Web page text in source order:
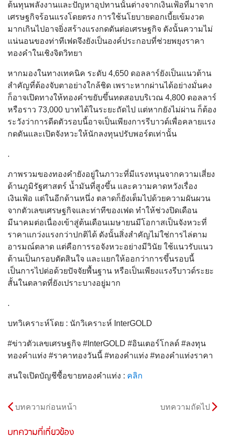
ต้นทุนพลังงานและปัญหาอุปทานนั้นต่างจากเงินเฟ้อที่มาจาก
เศรษฐกิจร้อนแรงโดยตรง การใช้นโยบายดอกเบี้ยเข้มงวด
มากเกินไปอาจยิ่งสร้างแรงกดดันต่อเศรษฐกิจ ดังนั้นความไม่
แน่นอนของท่าทีเฟดจึงยังเป็นองค์ประกอบที่ช่วยพยุงราคา
ทองคำในเชิงจิตวิทยา
หากมองในทางเทคนิค ระดับ 4,650 ดอลลาร์ยังเป็นแนวต้าน
สำคัญที่ต้องจับตาอย่างใกล้ชิด เพราะหากผ่านได้อย่างมั่นคง
ก็อาจเปิดทางให้ทองคำขยับขึ้นทดสอบบริเวณ 4,800 ดอลลาร์
หรือราว 73,000 บาทได้ในระยะถัดไป แต่หากยังไม่ผ่าน ก็ต้อง
ระวังว่าการดีดตัวรอบนี้อาจเป็นเพียงการรีบาวด์เพื่อคลายแรง
กดดันและเปิดจังหวะให้นักลงทุนปรับพอร์ตเท่านั้น
.
ภาพรวมของทองคำยังอยู่ในภาวะที่มีแรงหนุนจากความเสี่ยง
ด้านภูมิรัฐศาสตร์ น้ำมันที่สูงขึ้น และความคาดหวังเรื่อง
เงินเฟ้อ แต่ในอีกด้านหนึ่ง ตลาดก็ยังเต็มไปด้วยความผันผวน
จากตัวเลขเศรษฐกิจและท่าทีของเฟด ทำให้ช่วงปิดเดือน
มีนาคมต่อเนื่องเข้าสู่ต้นเดือนเมษายนมีโอกาสเป็นจังหวะที่
ราคาแกว่งแรงกว่าปกติได้ ดังนั้นสิ่งสำคัญไม่ใช่การไล่ตาม
อารมณ์ตลาด แต่คือการรอจังหวะอย่างมีวินัย ใช้แนวรับแนว
ต้านเป็นกรอบตัดสินใจ และแยกให้ออกว่าการขึ้นรอบนี้
เป็นการไปต่อด้วยปัจจัยพื้นฐาน หรือเป็นเพียงแรงรีบาวด์ระยะ
สั้นในตลาดที่ยังเปราะบางอยู่มาก
.
บทวิเคราะห์โดย : นักวิเคราะห์ InterGOLD
#ข่าวตัวเลขเศรษฐกิจ #InterGOLD #อินเตอร์โกลด์ #ลงทุน
ทองคำแท่ง #ราคาทองวันนี้ #ทองคำแท่ง #ทองคำแท่งราคา
สนใจเปิดบัญชีซื้อขายทองคำแท่ง : คลิก
บทความก่อนหน้า บทความถัดไป
บทความที่เกี่ยวข้อง